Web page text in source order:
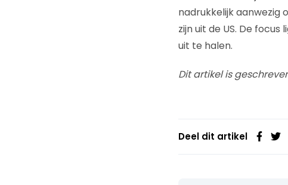
nadrukkelijk aanwezig
zijn uit de US. De
uit te halen.
Dit artikel is
Deel dit artikel